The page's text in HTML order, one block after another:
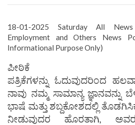
18-01-2025 Saturday All News
Employment and Others News
Informational Purpose Only)
ಪೀಠಿಕೆ
ಪತ್ರಿಕೆಗಳನ್ನು ಓದುವುದರಿಂದ
ನಾವು ನಮ್ಮ ಸಾಮಾನ್ಯ ಜ್ಞಾನವನ್ನು
ಭಾಷೆ ಮತ್ತು ಶಬ್ದಕೋಶದಲ್ಲಿ
ನೀಡುವುದರ ಹೊರತಾಗಿ,